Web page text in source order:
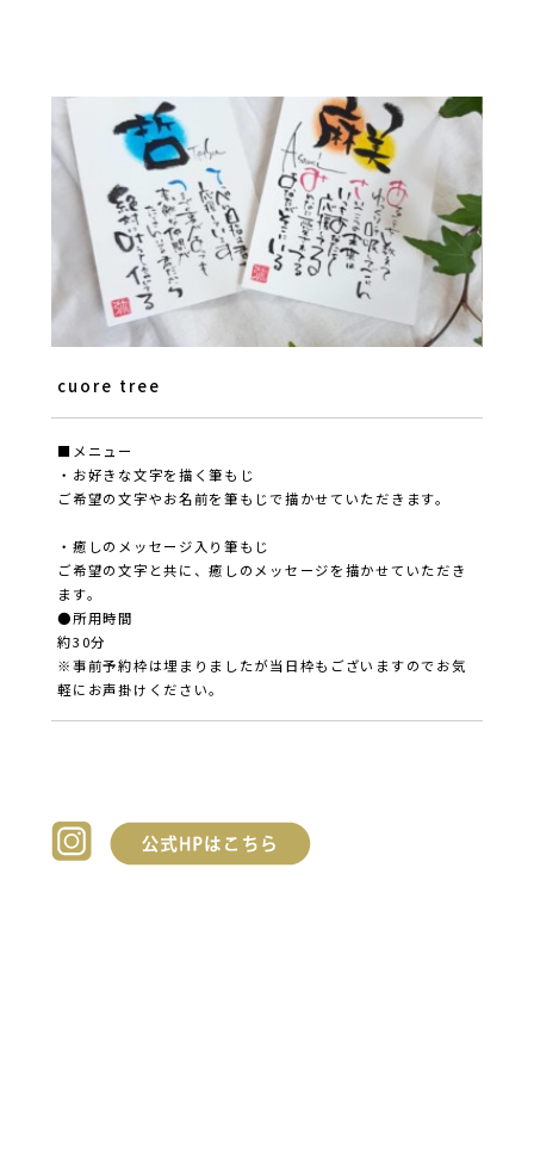
cuore tree
■メニュー
・お好きな文字を描く筆もじ
ご希望の文字やお名前を筆もじで描かせていただきます。
・癒しのメッセージ入り筆もじ
ご希望の文字と共に、癒しのメッセージを描かせていただき
ます。
●所用時間
約30分
※事前予約枠は埋まりましたが当日枠もございますのでお気
軽にお声掛けください。